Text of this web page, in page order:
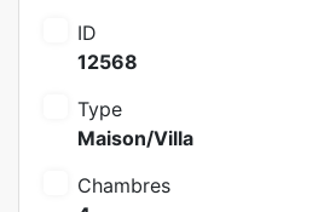
ID
12568
Type
Maison/Villa
Chambres